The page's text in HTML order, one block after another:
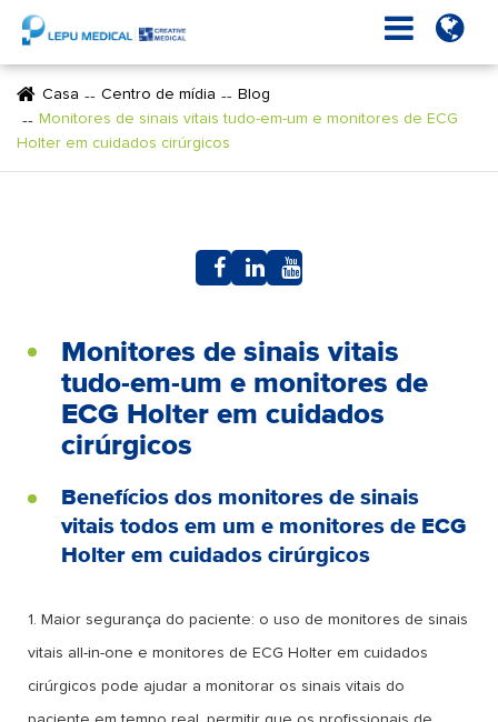
Casa Centro de mídia
Blog
Monitores de sinais vitais tudo-em-um e monitores de ECG
Holter em cuidados cirúrgicos
Monitores de sinais vitais
tudo-em-um e monitores de
ECG Holter em cuidados
cirúrgicos
Benefícios dos monitores de sinais
vitais todos em um e monitores de ECG
Holter em cuidados cirúrgicos
1. Maior segurança do paciente: o uso de monitores de sinais
vitais all-in-one e monitores de ECG Holter em cuidados
cirúrgicos pode ajudar a monitorar os sinais vitais do